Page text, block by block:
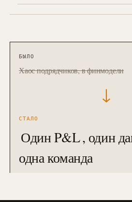
БЫЛО
Хаос подрядчиков, в финмодели
→
СТАЛО
Один P&L, один
одна команда